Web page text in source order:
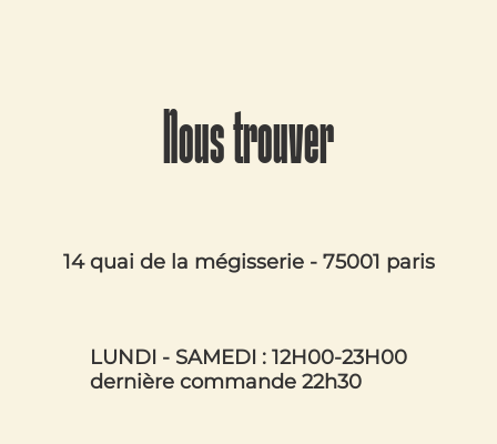
Nous trouver
14 quai de la mégisserie - 75001 paris
LUNDI - SAMEDI : 12H00-23H00
dernière commande 22h30